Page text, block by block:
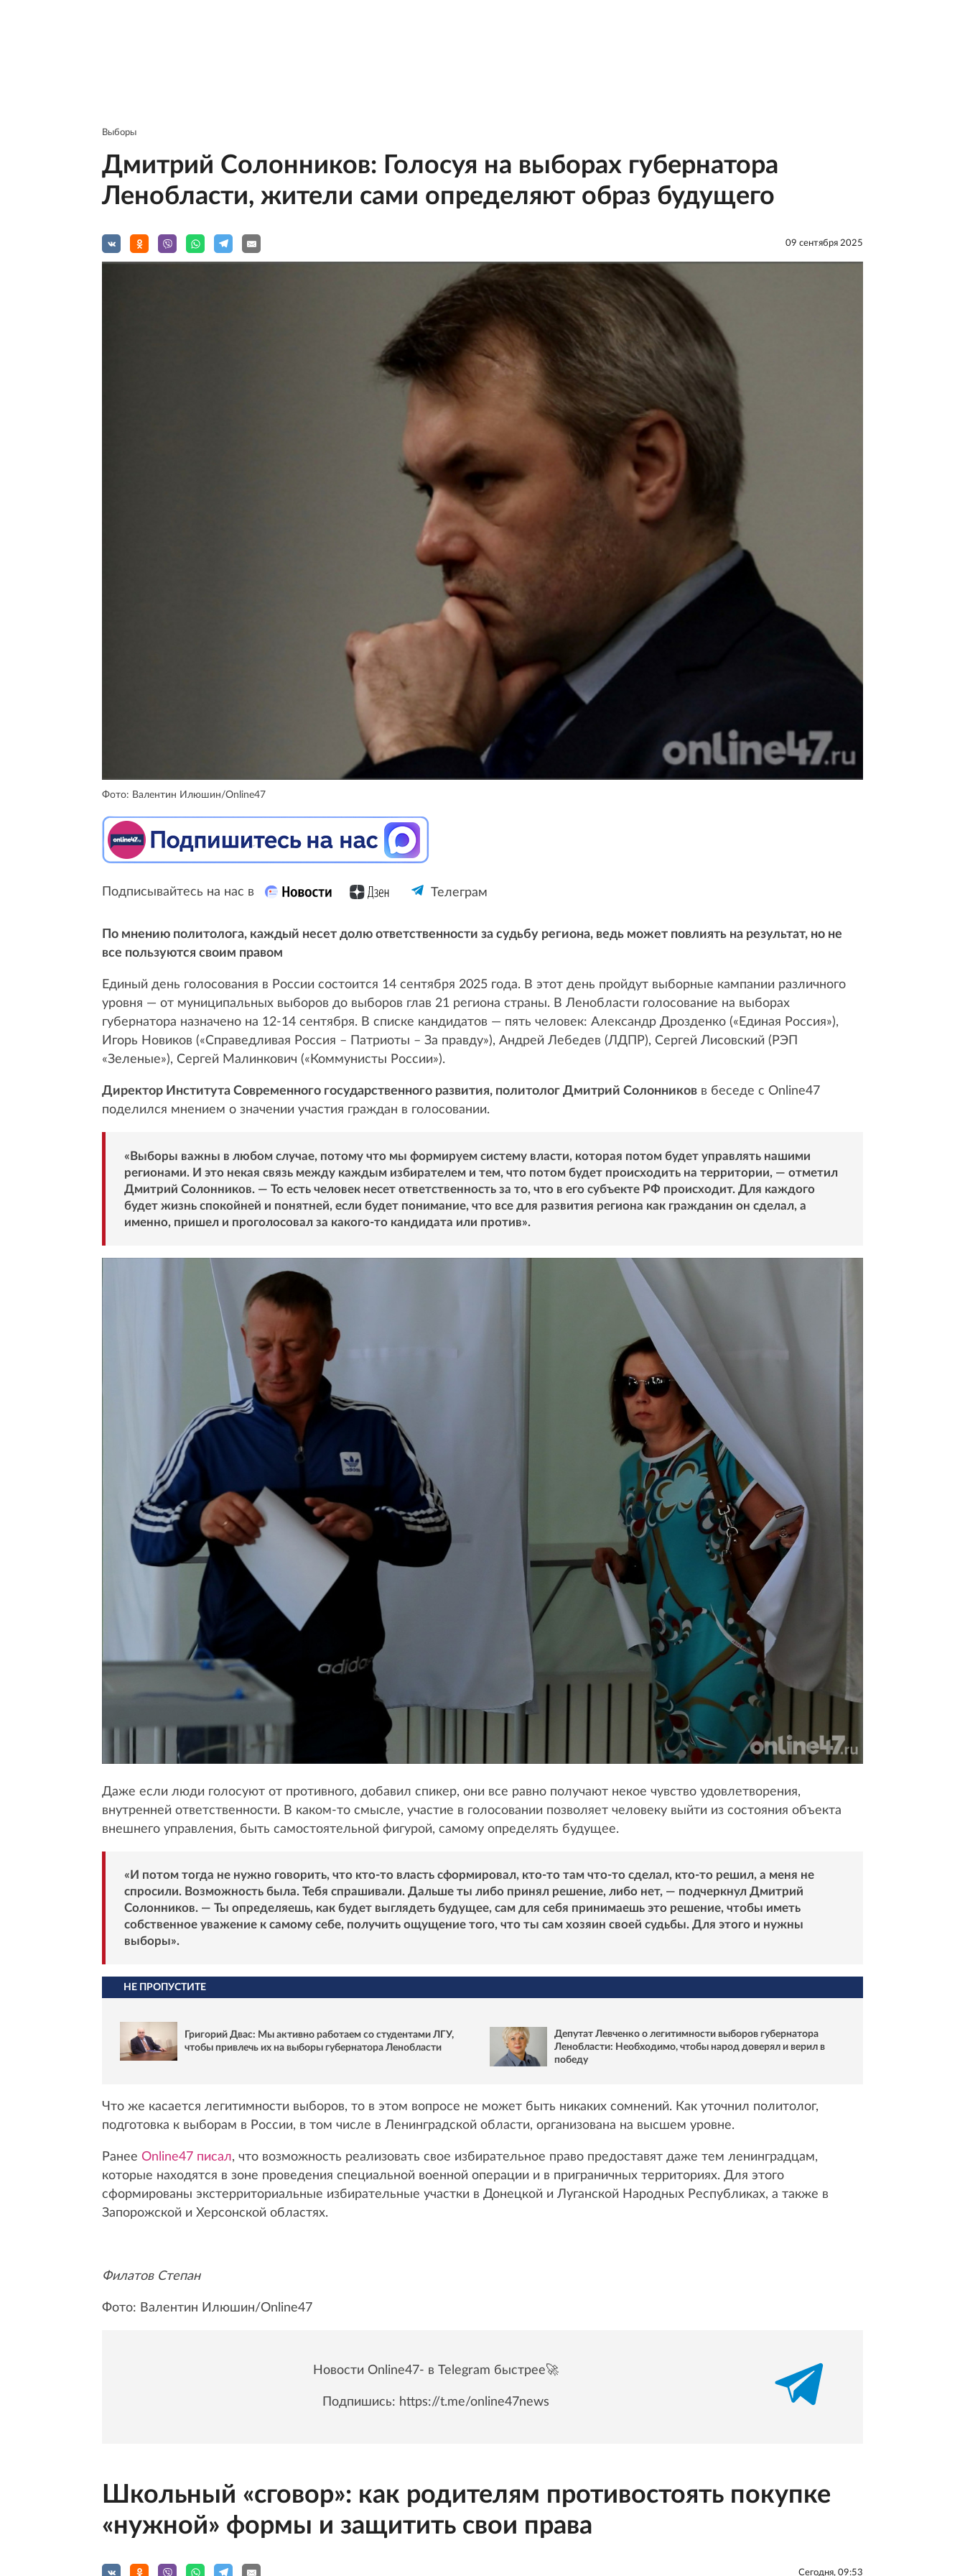
Выборы
Дмитрий Солонников: Голосуя на выборах губернатора
Ленобласти, жители сами определяют образ будущего
09 сентября 2025
Фото: Валентин Илюшин/Online47
Подписывайтесь на нас в Телеграм
По мнению политолога, каждый несет долю ответственности за судьбу региона, ведь может повлиять на результат, но не
все пользуются своим правом
Единый день голосования в России состоится 14 сентября 2025 года. В этот день пройдут выборные кампании различного
уровня — от муниципальных выборов до выборов глав 21 региона страны. В Ленобласти голосование на выборах
губернатора назначено на 12-14 сентября. В списке кандидатов — пять человек: Александр Дрозденко («Единая Россия»),
Игорь Новиков («Справедливая Россия – Патриоты – За правду»), Андрей Лебедев (ЛДПР), Сергей Лисовский (РЭП
«Зеленые»), Сергей Малинкович («Коммунисты России»).
Директор Института Современного государственного развития, политолог Дмитрий Солонников в беседе с Online47
поделился мнением о значении участия граждан в голосовании.
«Выборы важны в любом случае, потому что мы формируем систему власти, которая потом будет управлять нашими
регионами. И это некая связь между каждым избирателем и тем, что потом будет происходить на территории, — отметил
Дмитрий Солонников. — То есть человек несет ответственность за то, что в его субъекте РФ происходит. Для каждого
будет жизнь спокойней и понятней, если будет понимание, что все для развития региона как гражданин он сделал, а
именно, пришел и проголосовал за какого-то кандидата или против».
Даже если люди голосуют от противного, добавил спикер, они все равно получают некое чувство удовлетворения,
внутренней ответственности. В каком-то смысле, участие в голосовании позволяет человеку выйти из состояния объекта
внешнего управления, быть самостоятельной фигурой, самому определять будущее.
«И потом тогда не нужно говорить, что кто-то власть сформировал, кто-то там что-то сделал, кто-то решил, а меня не
спросили. Возможность была. Тебя спрашивали. Дальше ты либо принял решение, либо нет, — подчеркнул Дмитрий
Солонников. — Ты определяешь, как будет выглядеть будущее, сам для себя принимаешь это решение, чтобы иметь
собственное уважение к самому себе, получить ощущение того, что ты сам хозяин своей судьбы. Для этого и нужны
выборы».
НЕ ПРОПУСТИТЕ
Григорий Двас: Мы активно работаем со студентами ЛГУ,
чтобы привлечь их на выборы губернатора Ленобласти
Депутат Левченко о легитимности выборов губернатора
Ленобласти: Необходимо, чтобы народ доверял и верил в
победу
Что же касается легитимности выборов, то в этом вопросе не может быть никаких сомнений. Как уточнил политолог,
подготовка к выборам в России, в том числе в Ленинградской области, организована на высшем уровне.
Ранее Online47 писал, что возможность реализовать свое избирательное право предоставят даже тем ленинградцам,
которые находятся в зоне проведения специальной военной операции и в приграничных территориях. Для этого
сформированы экстерриториальные избирательные участки в Донецкой и Луганской Народных Республиках, а также в
Запорожской и Херсонской областях.
Филатов Степан
Фото: Валентин Илюшин/Online47
Новости Online47- в Telegram быстрее🚀
Подпишись: https://t.me/online47news
Школьный «сговор»: как родителям противостоять покупке
«нужной» формы и защитить свои права
Сегодня, 09:53